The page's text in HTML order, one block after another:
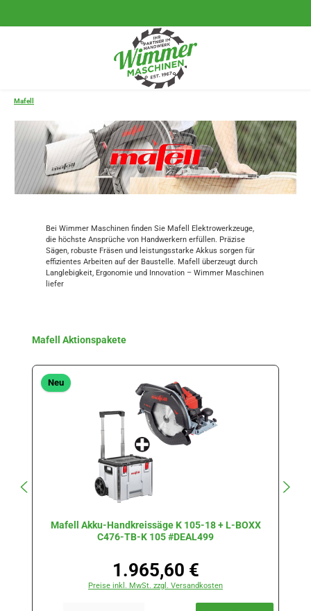
Mafell
Bei Wimmer Maschinen finden Sie Mafell Elektrowerkzeuge,
die höchste Ansprüche von Handwerkern erfüllen. Präzise
Sägen, robuste Fräsen und leistungsstarke Akkus sorgen für
effizientes Arbeiten auf der Baustelle. Mafell überzeugt durch
Langlebigkeit, Ergonomie und Innovation – Wimmer Maschinen
liefer
Produktgalerie überspringen
Mafell Aktionspakete
Neu
Mafell Akku-Handkreissäge K 105-18 + L-BOXX
C476-TB-K 105 #DEAL499
Regulärer Preis:
1.965,60 €
Preise inkl. MwSt. zzgl. Versandkosten